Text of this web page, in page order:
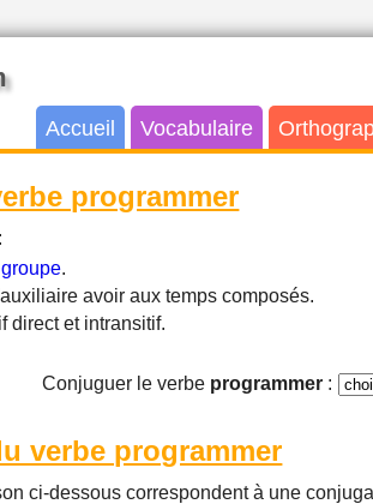
Accueil Vocabulaire
programmer
:
groupe.
avoir aux temps composés.
direct et intransitif.
Conjuguer le verbe programmer:
verbe programmer
ci-dessous correspondent à une